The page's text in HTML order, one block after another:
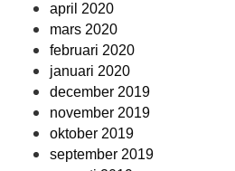
april 2020
mars 2020
februari 2020
januari 2020
december 2019
november 2019
oktober 2019
september 2019